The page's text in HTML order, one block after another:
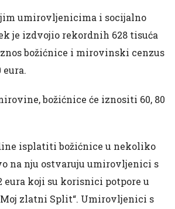
umirovljenicima i socijalno
je izdvojio rekordnih 628 tisuća
božićnice i mirovinski cenzus
eura.
božićnice će iznositi 60, 80
isplatiti božićnice u nekoliko
na nju ostvaruju umirovljenici s
eura koji su korisnici potpore u
zlatni Split“. Umirovljenici s